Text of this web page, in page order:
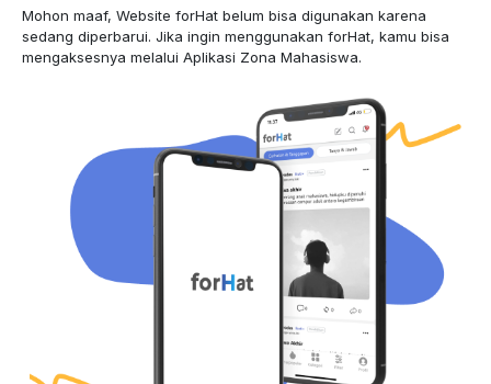
Mohon maaf, Website forHat belum bisa digunakan karena
sedang diperbarui. Jika ingin menggunakan forHat, kamu bisa
mengaksesnya melalui Aplikasi Zona Mahasiswa.